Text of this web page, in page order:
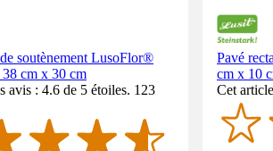
soutènement LusoFlor®
cm x 30 cm
avis : 4.6 de 5 étoiles. 123
Pavé
cm x 10
Cet